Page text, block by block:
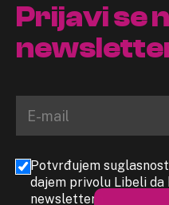
Prijavi se
Potvrđujem
dajem privolu Libeli
newslettera